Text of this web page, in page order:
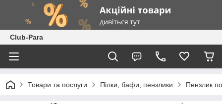
Club-Para
Товари та послуги Пілки, бафи, пензлики Пензлик